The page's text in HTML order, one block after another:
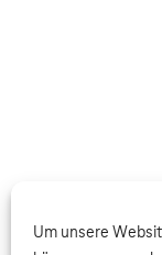
Um unsere